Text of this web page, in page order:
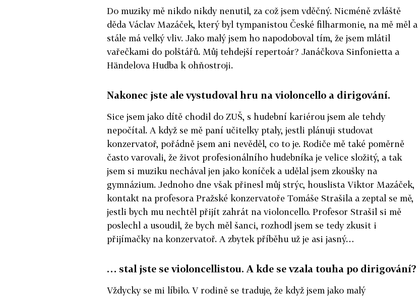
Do muziky mě nikdo nikdy nenutil, za což jsem vděčný. Nicméně zvláště
děda Václav Mazáček, který byl tympanistou České filharmonie, na mě měl a
stále má velký vliv. Jako malý jsem ho napodoboval tím, že jsem mlátil
vařečkami do polštářů. Můj tehdejší repertoár? Janáčkova Sinfonietta a
Händelova Hudba k ohňostroji.
Nakonec jste ale vystudoval hru na violoncello a dirigování.
Sice jsem jako dítě chodil do ZUŠ, s hudební kariérou jsem ale tehdy
nepočítal. A když se mě paní učitelky ptaly, jestli plánuji studovat
konzervatoř, pořádně jsem ani nevěděl, co to je. Rodiče mě také poměrně
často varovali, že život profesionálního hudebníka je velice složitý, a tak
jsem si muziku nechával jen jako koníček a udělal jsem zkoušky na
gymnázium. Jednoho dne však přinesl můj strýc, houslista Viktor Mazáček,
kontakt na profesora Pražské konzervatoře Tomáše Strašila a zeptal se mě,
jestli bych mu nechtěl přijít zahrát na violoncello. Profesor Strašil si mě
poslechl a usoudil, že bych měl šanci, rozhodl jsem se tedy zkusit i
přijímačky na konzervatoř. A zbytek příběhu už je asi jasný…
… stal jste se violoncellistou. A kde se vzala touha po dirigování?
Vždycky se mi líbilo. V rodině se traduje, že když jsem jako malý